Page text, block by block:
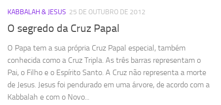
KABBALAH & JESUS 25 DE OUTUBRO DE 2012
O segredo da Cruz Papal
O Papa tem a sua própria Cruz Papal especial, também
conhecida como a Cruz Tripla. As três barras representam o
Pai, o Filho e o Espírito Santo. A Cruz não representa a morte
de Jesus. Jesus foi pendurado em uma árvore, de acordo com a
Kabbalah e com o Novo...